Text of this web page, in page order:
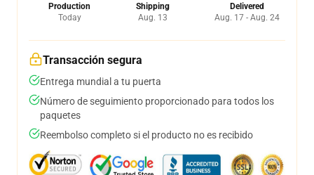
Production
Today
Shipping
Aug. 13
Delivered
Aug. 17 - Aug. 24
Transacción segura
Entrega mundial a tu puerta
Número de seguimiento proporcionado para todos los
paquetes
Reembolso completo si el producto no es recibido